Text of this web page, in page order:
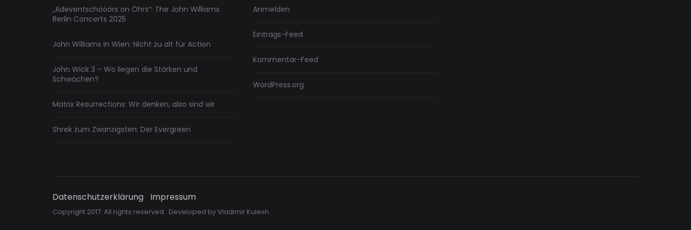
„Adeventschööörs on Öhrs“: The John Williams
Berlin Concerts 2025
John Williams in Wien: Nicht zu alt für Action
John Wick 3 – Wo liegen die Stärken und
Schwächen?
Matrix Resurrections: Wir denken, also sind wir
Shrek zum Zwanzigsten: Der Evergreen
Anmelden
Eintrags-Feed
Kommentar-Feed
WordPress.org
Datenschutzerklärung Impressum
Copyright 2017. All rights reserved. Developed byVladimir Kulesh